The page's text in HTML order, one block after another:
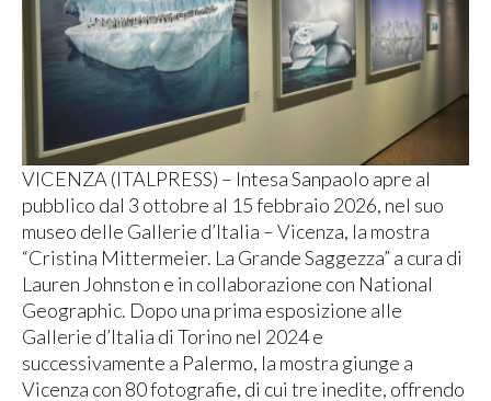
VICENZA (ITALPRESS) – Intesa Sanpaolo apre al
pubblico dal 3 ottobre al 15 febbraio 2026, nel suo
museo delle Gallerie d’Italia – Vicenza, la mostra
“Cristina Mittermeier. La Grande Saggezza” a cura di
Lauren Johnston e in collaborazione con National
Geographic. Dopo una prima esposizione alle
Gallerie d’Italia di Torino nel 2024 e
successivamente a Palermo, la mostra giunge a
Vicenza con 80 fotografie, di cui tre inedite, offrendo